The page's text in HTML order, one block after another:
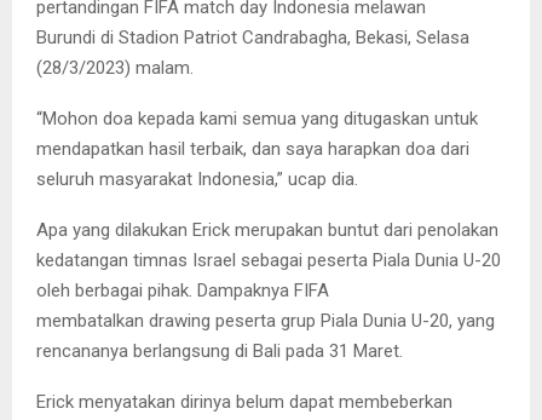
pertandingan FIFA match day Indonesia melawan
Burundi di Stadion Patriot Candrabagha, Bekasi, Selasa
(28/3/2023) malam.
“Mohon doa kepada kami semua yang ditugaskan untuk
mendapatkan hasil terbaik, dan saya harapkan doa dari
seluruh masyarakat Indonesia,” ucap dia.
Apa yang dilakukan Erick merupakan buntut dari penolakan
kedatangan timnas Israel sebagai peserta Piala Dunia U-20
oleh berbagai pihak. Dampaknya FIFA
membatalkan drawing peserta grup Piala Dunia U-20, yang
rencananya berlangsung di Bali pada 31 Maret.
Erick menyatakan dirinya belum dapat membeberkan